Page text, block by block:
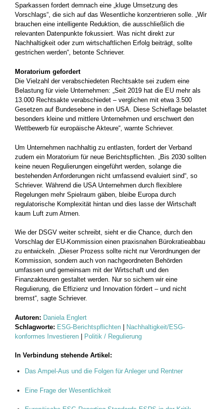
Sparkassen fordert demnach eine „kluge Umsetzung des
Vorschlags“, die sich auf das Wesentliche konzentrieren solle. „Wir
brauchen eine intelligente Reduktion, die ausschließlich die
relevanten Datenpunkte fokussiert. Was nicht direkt zur
Nachhaltigkeit oder zum wirtschaftlichen Erfolg beiträgt, sollte
gestrichen werden“, betonte Schriever.
Moratorium gefordert
Die Vielzahl der verabschiedeten Rechtsakte sei zudem eine
Belastung für viele Unternehmen: „Seit 2019 hat die EU mehr als
13.000 Rechtsakte verabschiedet – verglichen mit etwa 3.500
Gesetzen auf Bundesebene in den USA. Diese Schieflage belastet
besonders kleine und mittlere Unternehmen und erschwert den
Wettbewerb für europäische Akteure“, warnte Schriever.
Um Unternehmen nachhaltig zu entlasten, fordert der Verband
zudem ein Moratorium für neue Berichtspflichten. „Bis 2030 sollten
keine neuen Regulierungen eingeführt werden, solange die
bestehenden Anforderungen nicht umfassend evaluiert sind“, so
Schriever. Während die USA Unternehmen durch flexiblere
Regelungen mehr Spielraum gäben, bleibe Europa durch
regulatorische Komplexität hintan und dies lasse der Wirtschaft
kaum Luft zum Atmen.
Wie der DSGV weiter schreibt, sieht er die Chance, durch den
Vorschlag der EU-Kommission einen praxisnahen Bürokratieabbau
zu entwickeln. „Dieser Prozess sollte nicht nur Verordnungen der
Kommission, sondern auch von nachgeordneten Behörden
umfassen und gemeinsam mit der Wirtschaft und den
Finanzakteuren gestaltet werden. Nur so sichern wir eine
Regulierung, die Effizienz und Innovation fördert – und nicht
bremst“, sagte Schriever.
Autoren: Daniela Englert
Schlagworte: ESG-Berichtspflichten | Nachhaltigkeit/ESG-
konformes Investieren | Politik / Regulierung
In Verbindung stehende Artikel:
Das Ampel-Aus und die Folgen für Anleger und Rentner
Eine Frage der Wesentlichkeit